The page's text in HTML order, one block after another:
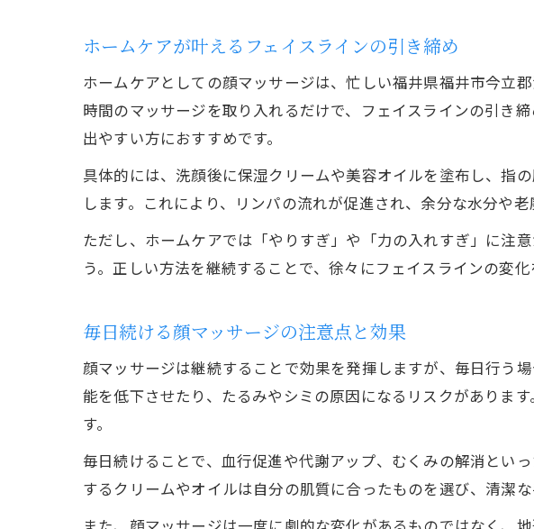
正しい方法で
ホームケ
正しい顔
フェイス
ホームケアが叶えるフェイスラインの引き締め
ホームケアとしての顔マッサージは、忙しい福井県福井市今立
時間のマッサージを取り入れるだけで、フェイスラインの引き
出やすい方におすすめです。
具体的には、洗顔後に保湿クリームや美容オイルを塗布し、指
します。これにより、リンパの流れが促進され、余分な水分や老
ただし、ホームケアでは「やりすぎ」や「力の入れすぎ」に注
う。正しい方法を継続することで、徐々にフェイスラインの変化
毎日続ける顔マッサージの注意点と効果
顔マッサージは継続することで効果を発揮しますが、毎日行う
能を低下させたり、たるみやシミの原因になるリスクがありま
す。
毎日続けることで、血行促進や代謝アップ、むくみの解消とい
するクリームやオイルは自分の肌質に合ったものを選び、清潔